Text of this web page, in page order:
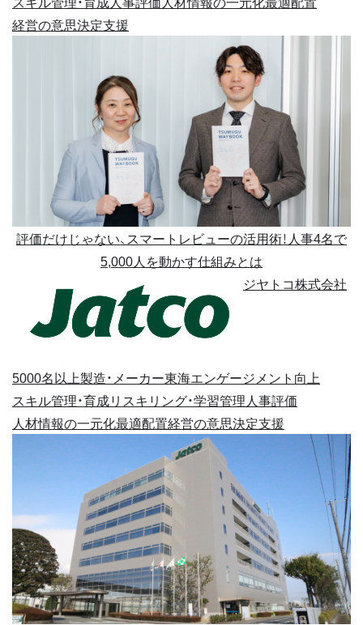
経営の意思決定支援
評価だけじゃない、スマートレビューの活用術！人事4名で
5,000人を動かす仕組みとは
ジヤトコ株式会社
5000名以上製造・メーカー東海エンゲージメント向上
スキル管理・育成リスキリング・学習管理人事評価
人材情報の一元化最適配置経営の意思決定支援